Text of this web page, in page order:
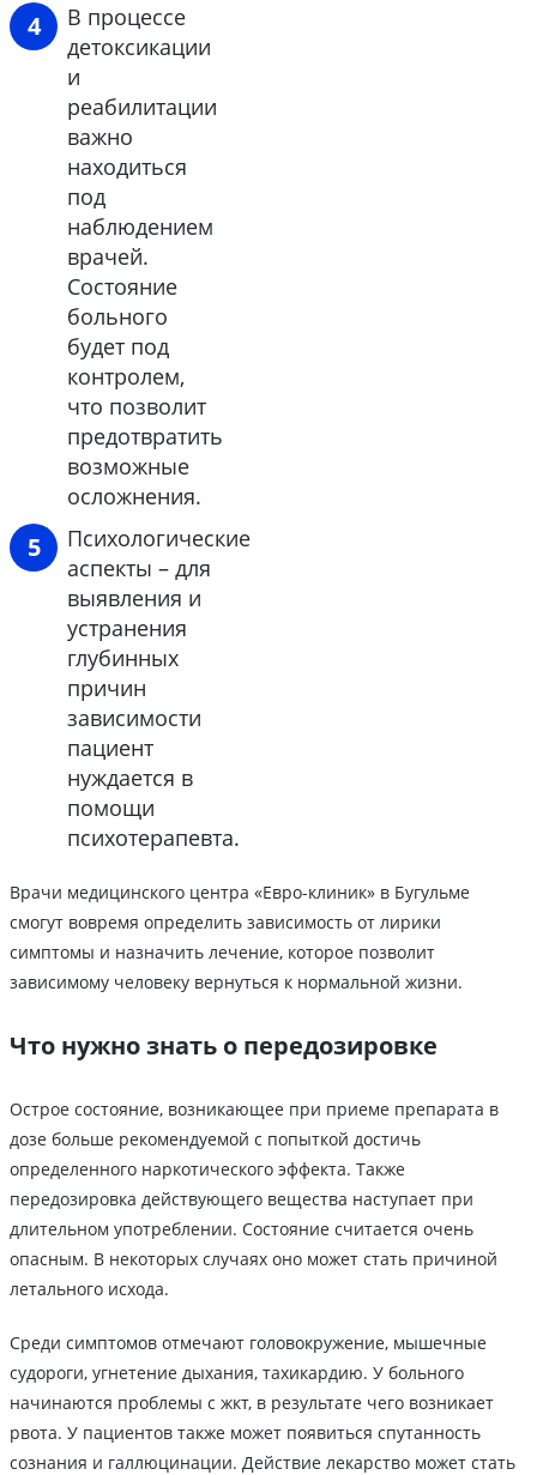
В процессе
детоксикации
и
реабилитации
важно
находиться
под
наблюдением
врачей.
Состояние
больного
будет под
контролем,
что позволит
предотвратить
возможные
осложнения.
Психологические
аспекты – для
выявления и
устранения
глубинных
причин
зависимости
пациент
нуждается в
помощи
психотерапевта.
Врачи медицинского центра «Евро-клиник» в Бугульме
смогут вовремя определить зависимость от лирики
симптомы и назначить лечение, которое позволит
зависимому человеку вернуться к нормальной жизни.
Что нужно знать о передозировке
Острое состояние, возникающее при приеме препарата в
дозе больше рекомендуемой с попыткой достичь
определенного наркотического эффекта. Также
передозировка действующего вещества наступает при
длительном употреблении. Состояние считается очень
опасным. В некоторых случаях оно может стать причиной
летального исхода.
Среди симптомов отмечают головокружение, мышечные
судороги, угнетение дыхания, тахикардию. У больного
начинаются проблемы с жкт, в результате чего возникает
рвота. У пациентов также может появиться спутанность
сознания и галлюцинации. Действие лекарство может стать